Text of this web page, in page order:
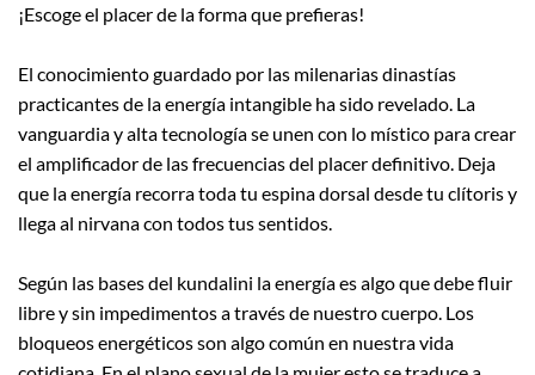
¡Escoge el placer de la forma que prefieras!
El conocimiento guardado por las milenarias dinastías
practicantes de la energía intangible ha sido revelado. La
vanguardia y alta tecnología se unen con lo místico para crear
el amplificador de las frecuencias del placer definitivo. Deja
que la energía recorra toda tu espina dorsal desde tu clítoris y
llega al nirvana con todos tus sentidos.
Según las bases del kundalini la energía es algo que debe fluir
libre y sin impedimentos a través de nuestro cuerpo. Los
bloqueos energéticos son algo común en nuestra vida